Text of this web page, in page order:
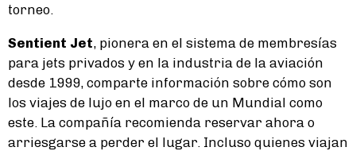
torneo.
Sentient Jet, pionera en el sistema de membresías
para jets privados y en la industria de la aviación
desde 1999, comparte información sobre cómo son
los viajes de lujo en el marco de un Mundial como
este. La compañía recomienda reservar ahora o
arriesgarse a perder el lugar. Incluso quienes viajan